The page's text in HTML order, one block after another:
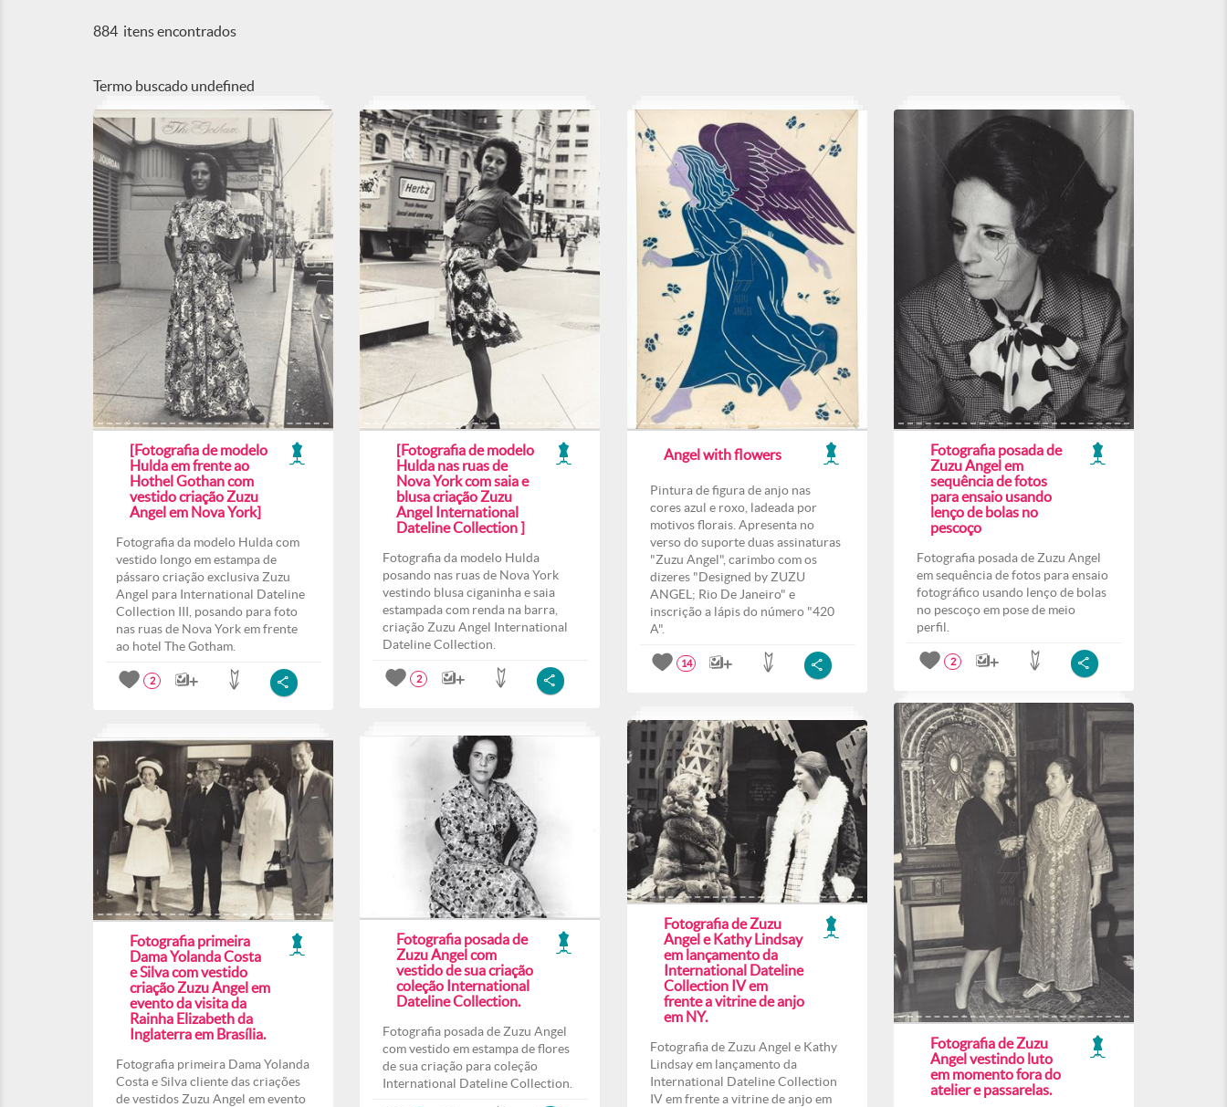
884 itens encontrados
Termo buscado undefined
[Fotografia de modelo
Hulda em frente ao
Hothel Gothan com
vestido criação Zuzu
Angel em Nova York]
Fotografia da modelo Hulda com
vestido longo em estampa de
pássaro criação exclusiva Zuzu
Angel para International Dateline
Collection III, posando para foto
nas ruas de Nova York em frente
ao hotel The Gotham.
2
[Fotografia de modelo
Hulda nas ruas de
Nova York com saia e
blusa criação Zuzu
Angel International
Dateline Collection ]
Fotografia da modelo Hulda
posando nas ruas de Nova York
vestindo blusa ciganinha e saia
estampada com renda na barra,
criação Zuzu Angel International
Dateline Collection.
2
Angel with flowers
Pintura de figura de anjo nas
cores azul e roxo, ladeada por
motivos florais. Apresenta no
verso do suporte duas assinaturas
"Zuzu Angel", carimbo com os
dizeres "Designed by ZUZU
ANGEL; Rio De Janeiro" e
inscrição a lápis do número "420
A".
14
Fotografia posada de
Zuzu Angel em
sequência de fotos
para ensaio usando
lenço de bolas no
pescoço
Fotografia posada de Zuzu Angel
em sequência de fotos para ensaio
fotográfico usando lenço de bolas
no pescoço em pose de meio
perfil.
2
Fotografia de Zuzu
Angel vestindo luto
em momento fora do
atelier e passarelas.
Fotografia de Zuzu
Angel e Kathy Lindsay
em lançamento da
International Dateline
Collection IV em
frente a vitrine de anjo
em NY.
Fotografia de Zuzu Angel e Kathy
Lindsay em lançamento da
International Dateline Collection
IV em frente a vitrine de anjo em
Fotografia posada de
Zuzu Angel com
vestido de sua criação
coleção International
Dateline Collection.
Fotografia posada de Zuzu Angel
com vestido em estampa de flores
de sua criação para coleção
International Dateline Collection.
Fotografia primeira
Dama Yolanda Costa
e Silva com vestido
criação Zuzu Angel em
evento da visita da
Rainha Elizabeth da
Inglaterra em Brasília.
Fotografia primeira Dama Yolanda
Costa e Silva cliente das criações
de vestidos Zuzu Angel em evento